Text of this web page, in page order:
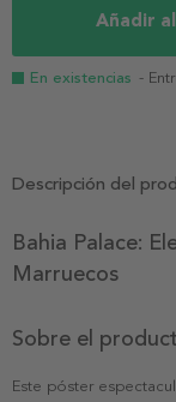
Añadir
En existencias -
Descripción del
Bahia Palace:
Marruecos
Sobre el
Este póster